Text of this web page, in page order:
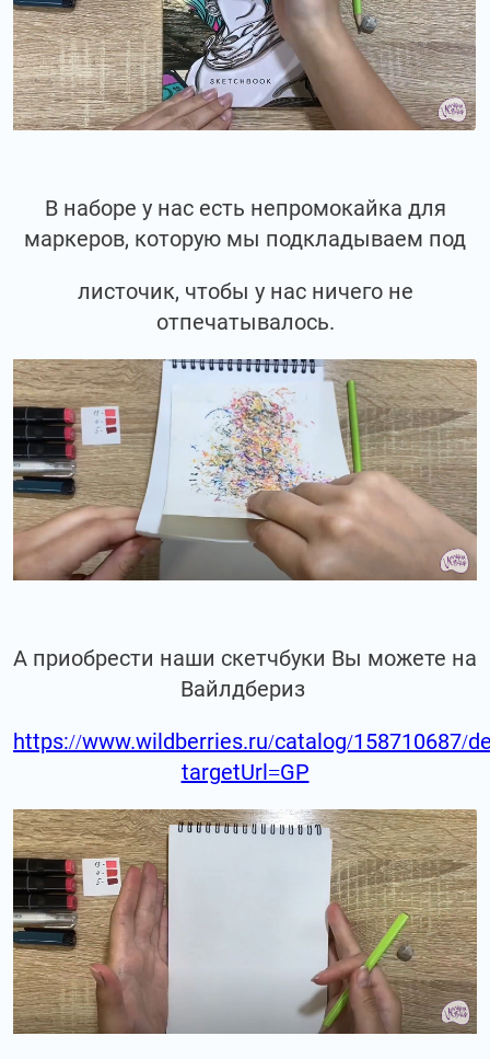
В наборе у нас есть непромокайка для
маркеров, которую мы подкладываем под
листочик, чтобы у нас ничего не
отпечатывалось.
А приобрести наши скетчбуки Вы можете на
Вайлдбериз
https://www.wildberries.ru/catalog/158710687/
targetUrl=GP